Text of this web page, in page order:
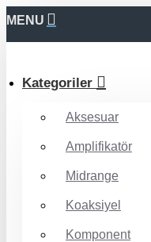
MENU
Kategoriler
Aksesuar
Amplifikatör
Midrange
Koaksiyel
Komponent